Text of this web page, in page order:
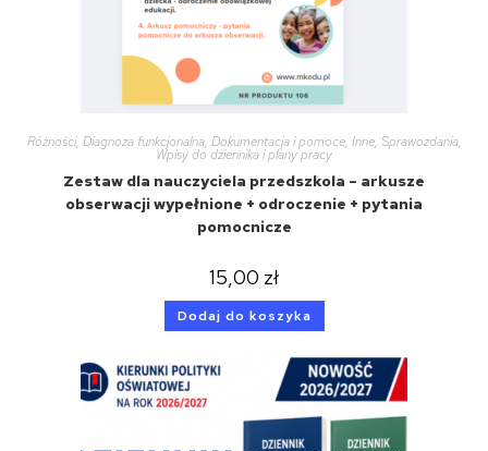
Różności, Diagnoza funkcjonalna, Dokumentacja i pomoce, Inne, Sprawozdania,
Wpisy do dziennika i plany pracy
Zestaw dla nauczyciela przedszkola – arkusze
obserwacji wypełnione + odroczenie + pytania
pomocnicze
15,00 zł
Dodaj do koszyka